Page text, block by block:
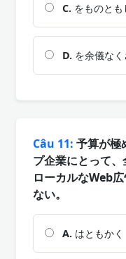
C. をものと
D. を余儀なく
Câu 11: 予算が極
プ企業にとって、
ローカルなWeb
ない。
A. はともかく